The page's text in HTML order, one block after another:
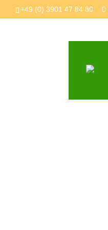
+49 (0) 3901 47 84 80